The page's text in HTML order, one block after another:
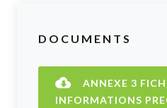
DOCUMENTS
ANNEXE 3
INFORMATIONS